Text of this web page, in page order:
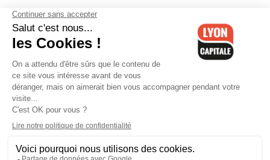
Contactez-nous-Mentions légales-CGV-Politique de